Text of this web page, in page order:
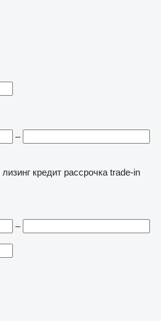
–
лизинг кредит рассрочка trade-in
–